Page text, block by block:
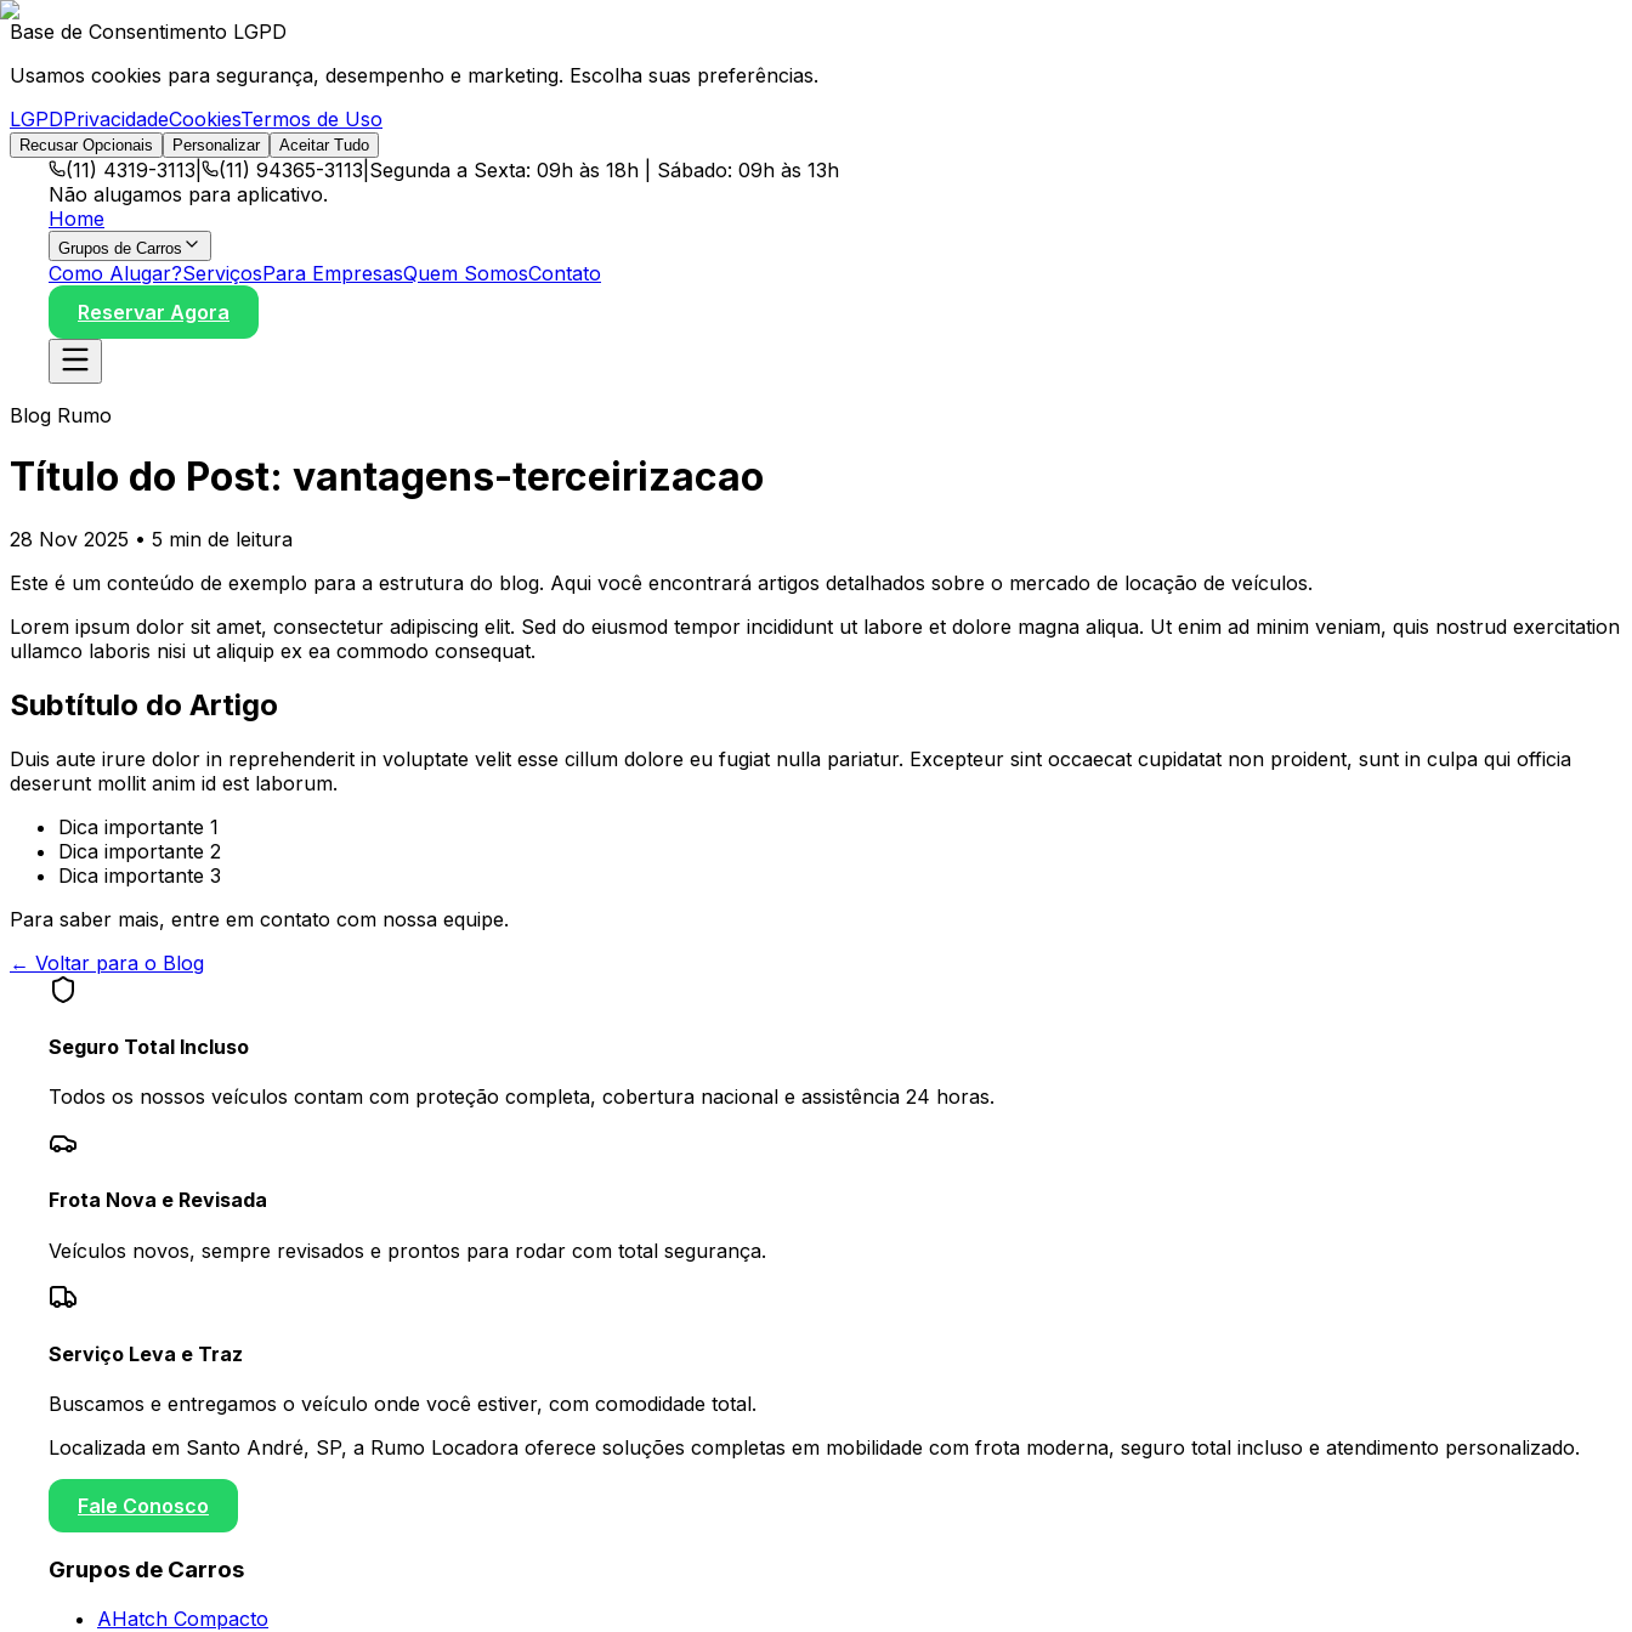
Base de Consentimento LGPD
Usamos cookies para segurança, desempenho e marketing. Escolha suas preferências.
LGPDPrivacidadeCookiesTermos de Uso
Recusar Opcionais Personalizar Aceitar Tudo
(11) 4319-3113 (11) 94365-3113 Segunda a Sexta: 09h às 18h | Sábado: 09h às 13h
Não alugamos para aplicativo.
Home
Grupos de Carros
Como Alugar?ServiçosPara EmpresasQuem SomosContato
Reservar Agora
Blog Rumo
Título do Post: vantagens-terceirizacao
28 Nov 2025 • 5 min de leitura
Este é um conteúdo de exemplo para a estrutura do blog. Aqui você encontrará artigos detalhados sobre o mercado de locação de veículos.
Lorem ipsum dolor sit amet, consectetur adipiscing elit. Sed do eiusmod tempor incididunt ut labore et dolore magna aliqua. Ut enim ad minim veniam, quis nostrud exercitation
ullamco laboris nisi ut aliquip ex ea commodo consequat.
Subtítulo do Artigo
Duis aute irure dolor in reprehenderit in voluptate velit esse cillum dolore eu fugiat nulla pariatur. Excepteur sint occaecat cupidatat non proident, sunt in culpa qui officia
deserunt mollit anim id est laborum.
Dica importante 1
Dica importante 2
Dica importante 3
Para saber mais, entre em contato com nossa equipe.
← Voltar para o Blog
Seguro Total Incluso
Todos os nossos veículos contam com proteção completa, cobertura nacional e assistência 24 horas.
Frota Nova e Revisada
Veículos novos, sempre revisados e prontos para rodar com total segurança.
Serviço Leva e Traz
Buscamos e entregamos o veículo onde você estiver, com comodidade total.
Localizada em Santo André, SP, a Rumo Locadora oferece soluções completas em mobilidade com frota moderna, seguro total incluso e atendimento personalizado.
Fale Conosco
Grupos de Carros
AHatch Compacto